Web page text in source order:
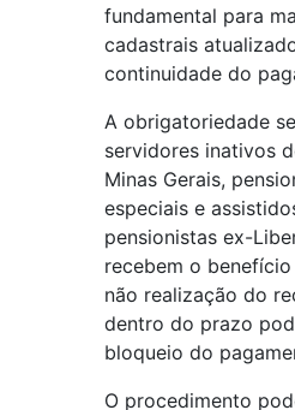
fundamental para
cadastrais
continuidade do
A obrigatoriedade
servidores inativos
Minas Gerais,
especiais e
pensionistas ex-
recebem o
não realização do
dentro do prazo
bloqueio do
O procedimento